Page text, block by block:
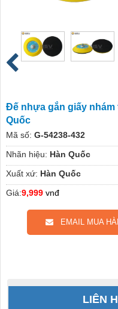
Đế nhựa gắn giấy nhám
Quốc
Mã số: G-54238-432
Nhãn hiệu: Hàn Quốc
Xuất xứ: Hàn Quốc
Giá:9,999 vnđ
EMAIL MUA
LIÊN